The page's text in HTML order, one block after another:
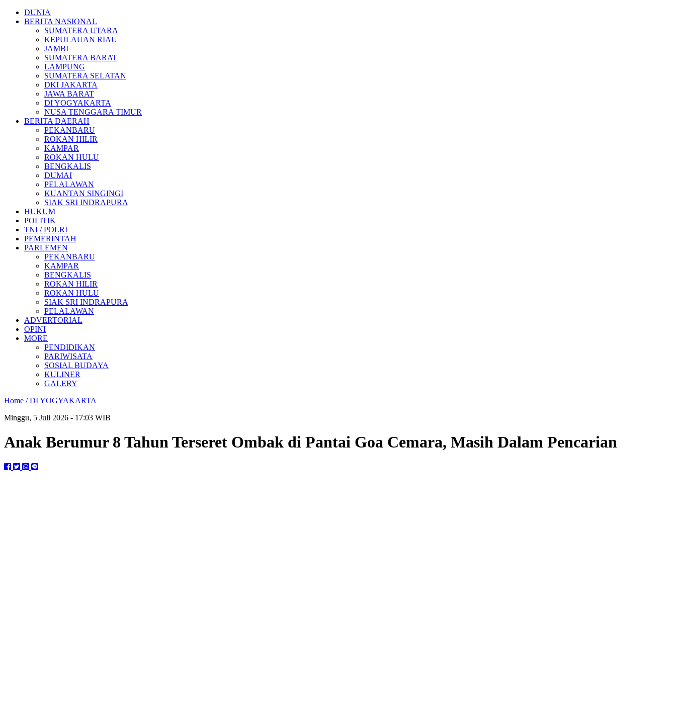
DUNIA
BERITA NASIONAL
SUMATERA UTARA
KEPULAUAN RIAU
JAMBI
SUMATERA BARAT
LAMPUNG
SUMATERA SELATAN
DKI JAKARTA
JAWA BARAT
DI YOGYAKARTA
NUSA TENGGARA TIMUR
BERITA DAERAH
PEKANBARU
ROKAN HILIR
KAMPAR
ROKAN HULU
BENGKALIS
DUMAI
PELALAWAN
KUANTAN SINGINGI
SIAK SRI INDRAPURA
HUKUM
POLITIK
TNI / POLRI
PEMERINTAH
PARLEMEN
PEKANBARU
KAMPAR
BENGKALIS
ROKAN HILIR
ROKAN HULU
SIAK SRI INDRAPURA
PELALAWAN
ADVERTORIAL
OPINI
MORE
PENDIDIKAN
PARIWISATA
SOSIAL BUDAYA
KULINER
GALERY
Home /DI YOGYAKARTA
Minggu, 5 Juli 2026 - 17:03 WIB
Anak Berumur 8 Tahun Terseret Ombak di Pantai Goa Cemara, Masih Dalam Pencarian